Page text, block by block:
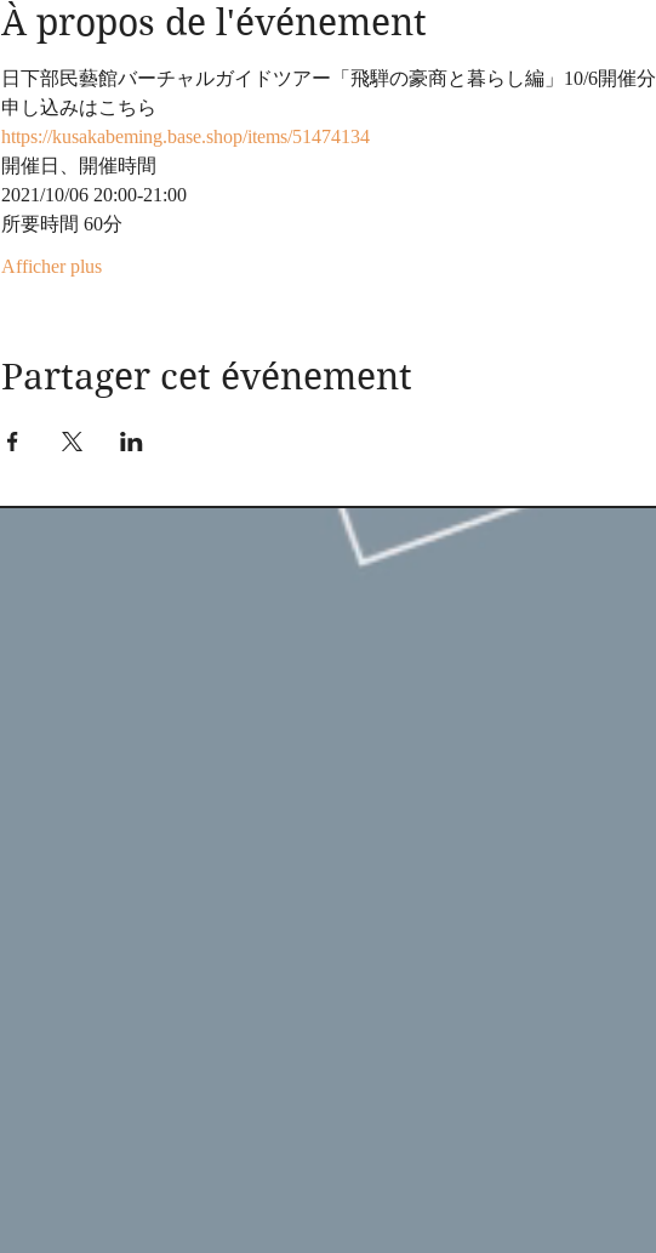
À propos de l'événement
日下部民藝館バーチャルガイドツアー「飛騨の豪商と暮らし編」10/6開催分
申し込みはこちら
https://kusakabeming.base.shop/items/51474134
開催日、開催時間
2021/10/06 20:00-21:00
所要時間 60分
Afficher plus
Partager cet événement